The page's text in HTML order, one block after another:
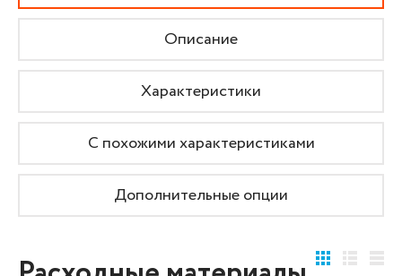
Описание
Характеристики
С похожими характеристиками
Дополнительные опции